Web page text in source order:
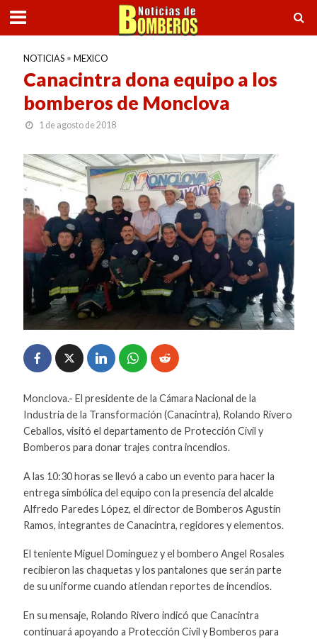
NOTICIAS • MEXICO
Canacintra dona equipo a los
bomberos de Monclova
1 de agosto de 2018
Monclova.- El presidente de la Cámara Nacional de la
Industria de la Transformación (Canacintra), Rolando Rivero
Ceballos, visitó el departamento de Protección Civil y
Bomberos para donar trajes contra incendios.
A las 10:30 horas se llevó a cabo un evento para hacer la
entrega simbólica del equipo con la presencia del alcalde
Alfredo Paredes López, el director de Bomberos Agustín
Ramos, integrantes de Canacintra, regidores y elementos.
El teniente Miguel Dominguez y el bombero Angel Rosales
recibieron las chaquetas y los pantalones que serán parte
de su uniforme cuando atiendan reportes de incendios.
En su mensaje, Rolando Rivero indicó que Canacintra
continuará apoyando a Protección Civil y Bomberos para